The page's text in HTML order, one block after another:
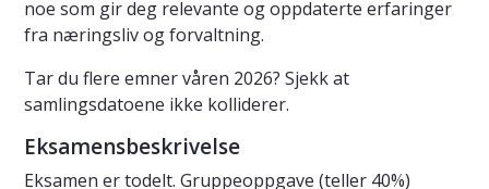
noe som gir deg relevante og oppdaterte erfaringer
fra næringsliv og forvaltning.
Tar du flere emner våren 2026? Sjekk at
samlingsdatoene ikke kolliderer.
Eksamensbeskrivelse
Eksamen er todelt. Gruppeoppgave (teller 40%)